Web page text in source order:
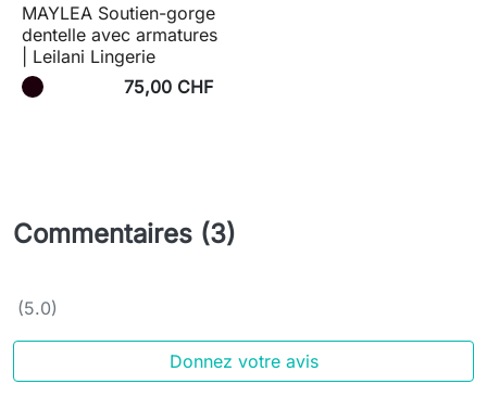
MAYLEA Soutien-gorge
dentelle avec armatures
| Leilani Lingerie
75,00 CHF
Commentaires (3)
(5.0)
Donnez votre avis